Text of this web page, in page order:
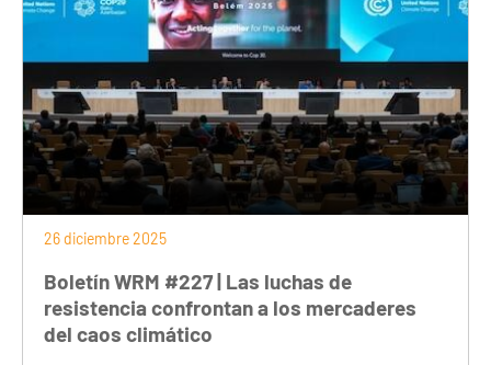
26 diciembre 2025
Boletín WRM #227 | Las luchas de
resistencia confrontan a los mercaderes
del caos climático